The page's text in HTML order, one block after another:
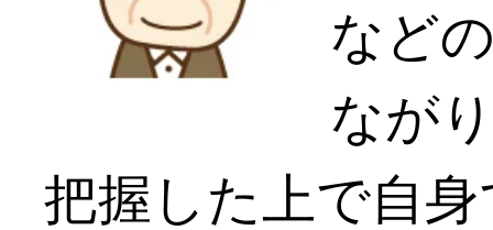
など
なが
把握した上で自